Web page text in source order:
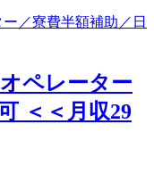
ペレーター
＜＜月収29